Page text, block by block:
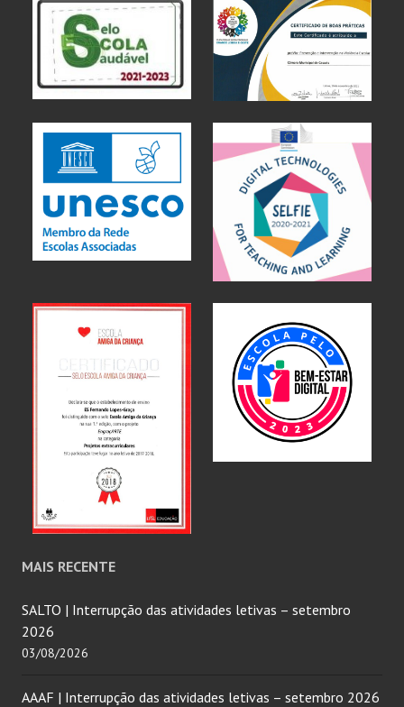
MAIS RECENTE
SALTO | Interrupção das atividades letivas – setembro
2026
03/08/2026
AAAF | Interrupção das atividades letivas – setembro 2026